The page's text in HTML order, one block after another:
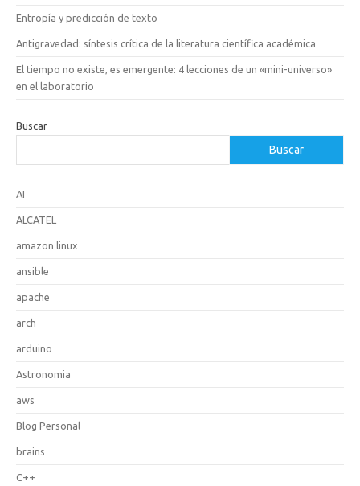
Entropía y predicción de texto
Antigravedad: síntesis crítica de la literatura científica académica
El tiempo no existe, es emergente: 4 lecciones de un «mini-universo»
en el laboratorio
Buscar
Buscar
AI
ALCATEL
amazon linux
ansible
apache
arch
arduino
Astronomia
aws
Blog Personal
brains
C++